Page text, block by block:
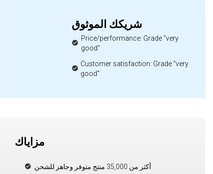
شريكك الموثوق
Price/performance: Grade "very
good"
Customer satisfaction: Grade "very
good"
مزاياك
أكثر من 35,000 منتج متوفر وجاهز للشحن